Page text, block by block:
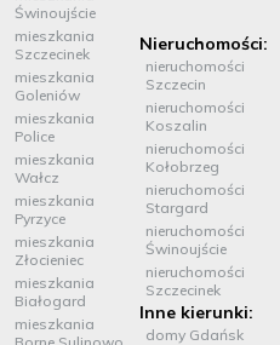
Świnoujście
mieszkania
Szczecinek
mieszkania
Goleniów
mieszkania
Police
mieszkania
Wałcz
mieszkania
Pyrzyce
mieszkania
Złocieniec
mieszkania
Białogard
mieszkania
Nieruchomości:
nieruchomości
Szczecin
nieruchomości
Koszalin
nieruchomości
Kołobrzeg
nieruchomości
Stargard
nieruchomości
Świnoujście
nieruchomości
Szczecinek
Inne kierunki:
domy Gdańsk